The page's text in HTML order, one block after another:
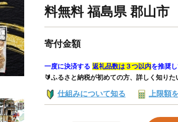
料無料 福島県 郡山市
寄付金額
一度に決済する 返礼品数は３つ以内を推奨し
🔰ふるさと納税が初めての方、詳しく知りた
仕組みについて知る 上限額